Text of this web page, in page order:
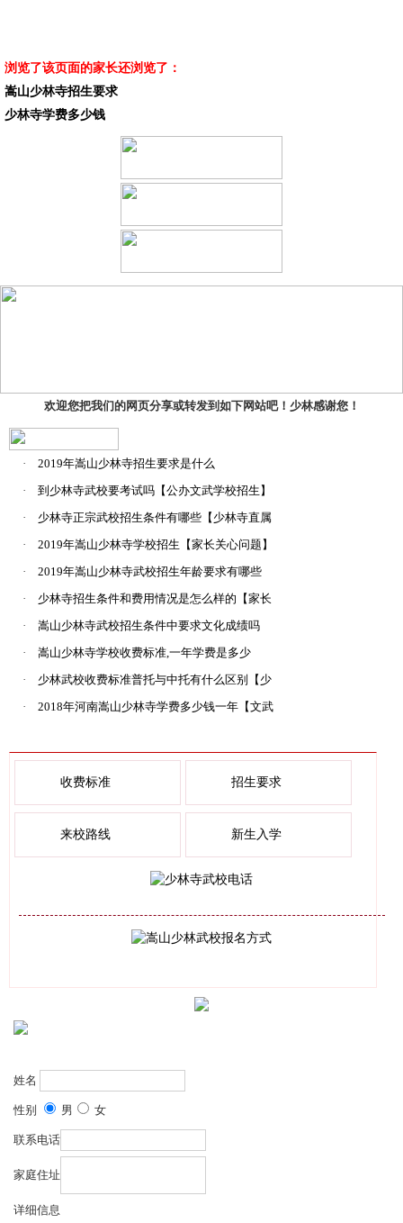
浏览了该页面的家长还浏览了：
嵩山少林寺招生要求
少林寺学费多少钱
欢迎您把我们的网页分享或转发到如下网站吧！少林感谢您！
·
2019年嵩山少林寺招生要求是什么
·
到少林寺武校要考试吗【公办文武学校招生】
·
少林寺正宗武校招生条件有哪些【少林寺直属
学·
2019年嵩山少林寺学校招生【家长关心问题】
·
2019年嵩山少林寺武校招生年龄要求有哪些
【少林
·
少林寺招生条件和费用情况是怎么样的【家长
必·
嵩山少林寺武校招生条件中要求文化成绩吗
·
嵩山少林寺学校收费标准,一年学费是多少
·
少林武校收费标准普托与中托有什么区别【少
林·
2018年河南嵩山少林寺学费多少钱一年【文武
收费标准 招生要求
来校路线 新生入学
姓名
性别 男 女
联系电话
家庭住址
详细信息